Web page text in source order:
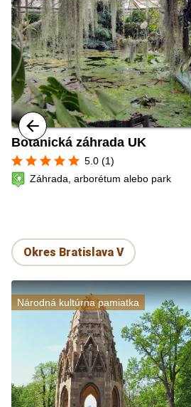
Botanická záhrada UK
star star star star star 5.0 (1)
Záhrada, arborétum alebo park
Okres Bratislava V
Národná kultúrna pamiatka